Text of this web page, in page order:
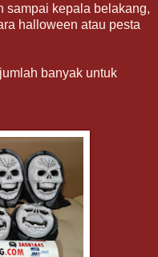
sampai kepala belakang,
halloween atau pesta
banyak untuk